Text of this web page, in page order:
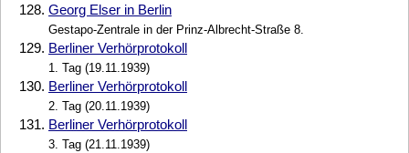
128. Georg Elser in Berlin
Gestapo-Zentrale in der Prinz-Albrecht-Straße 8.
129. Berliner Verhörprotokoll
1. Tag (19.11.1939)
130. Berliner Verhörprotokoll
2. Tag (20.11.1939)
131. Berliner Verhörprotokoll
3. Tag (21.11.1939)